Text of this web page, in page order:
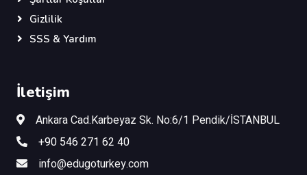
Gizlilik
SSS & Yardım
İletişim
Ankara Cad.Karbeyaz Sk. No:6/1 Pendik/İSTANBUL
+90 546 271 62 40
info@edugoturkey.com